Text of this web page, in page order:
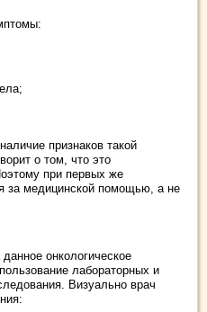
признаков такой
о том, что это
при первых же
за медицинской помощью, а не
онкологическое
лабораторных и
Визуально врач